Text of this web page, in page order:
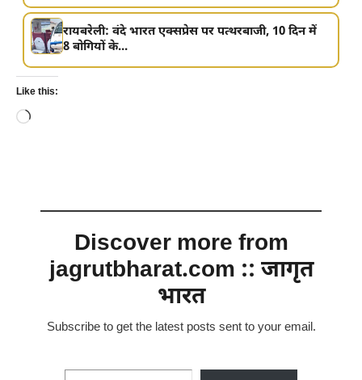
रायबरेली: वंदे भारत एक्सप्रेस पर पत्थरबाजी, 10 दिन में
8 बोगियों के...
Like this:
Loading…
Discover more from
jagrutbharat.com :: जागृत
भारत
Subscribe to get the latest posts sent to your email.
Type your email…